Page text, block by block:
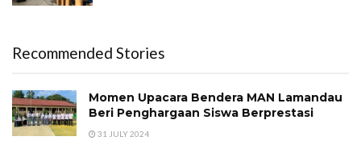
Recommended Stories
Momen Upacara Bendera MAN Lamandau
Beri Penghargaan Siswa Berprestasi
31 JULY 2024